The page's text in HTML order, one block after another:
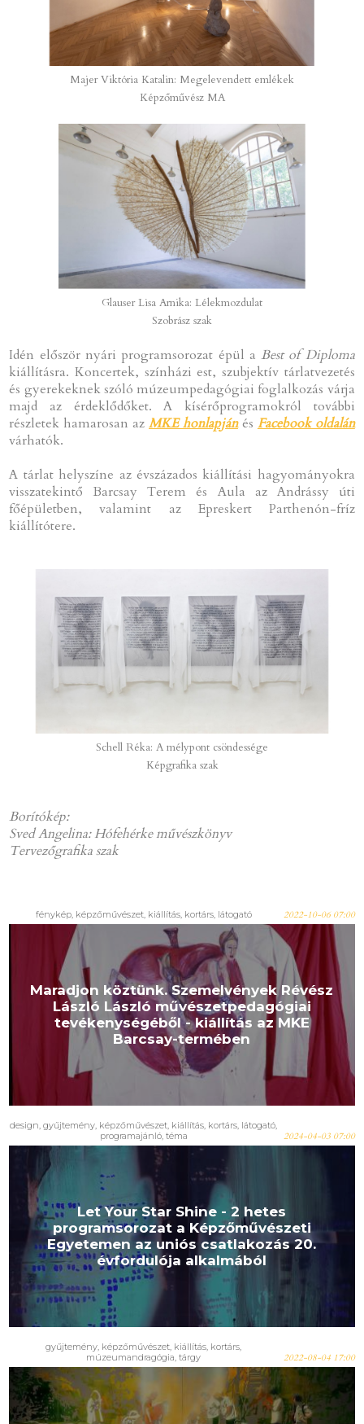
Majer Viktória Katalin: Megelevendett emlékek
Képzőművész MA
Glauser Lisa Arnika: Lélekmozdulat
Szobrász szak
Idén először nyári programsorozat épül aBest of Diploma
kiállításra. Koncertek, színházi est, szubjektív tárlatvezetés
és gyerekeknek szóló múzeumpedagógiai foglalkozás várja
majd az érdeklődőket. A kísérőprogramokról további
részletek hamarosan azMKE honlapjánés Facebook oldalán
várhatók.
A tárlat helyszíne az évszázados kiállítási hagyományokra
visszatekintő Barcsay Terem és Aula az Andrássy úti
főépületben, valamint az Epreskert Parthenón-fríz
kiállítótere.
Schell Réka: A mélypont csöndessége
Képgrafika szak
Borítókép:
Sved Angelina: Hófehérke művészkönyv
Tervezőgrafika szak
fénykép, képzőművészet, kiállítás, kortárs, látogató 2022-10-06 07:00
Maradjon köztünk. Szemelvények Révész
László László művészetpedagógiai
tevékenységéből - kiállítás az MKE
Barcsay-termében
design, gyűjtemény, képzőművészet, kiállítás, kortárs, látogató,
programajánló, téma
2024-04-03 07:00
Let Your Star Shine - 2 hetes
programsorozat a Képzőművészeti
Egyetemen az uniós csatlakozás 20.
évfordulója alkalmából
gyűjtemény, képzőművészet, kiállítás, kortárs,
múzeumandragógia, tárgy
2022-08-04 17:00